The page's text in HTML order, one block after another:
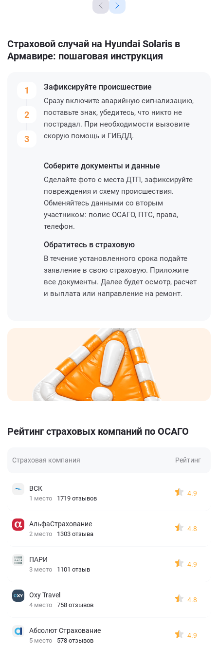
Страховой случай на Hyundai Solaris в
Армавире: пошаговая инструкция
1
2
3
Зафиксируйте происшествие
Сразу включите аварийную сигнализацию,
поставьте знак, убедитесь, что никто не
пострадал. При необходимости вызовите
скорую помощь и ГИБДД.
Соберите документы и данные
Сделайте фото с места ДТП, зафиксируйте
повреждения и схему происшествия.
Обменяйтесь данными со вторым
участником: полис ОСАГО, ПТС, права,
телефон.
Обратитесь в страховую
В течение установленного срока подайте
заявление в свою страховую. Приложите
все документы. Далее будет осмотр, расчет
и выплата или направление на ремонт.
Рейтинг страховых компаний по ОСАГО
Страховая компания Рейтинг
ВСК
1 место 1719 отзывов
4.9
АльфаСтрахование
2 место 1303 отзыва
4.8
ПАРИ
3 место 1101 отзыв
4.9
Oxy Travel
4 место 758 отзывов
4.8
Абсолют Страхование
5 место 578 отзывов
4.9